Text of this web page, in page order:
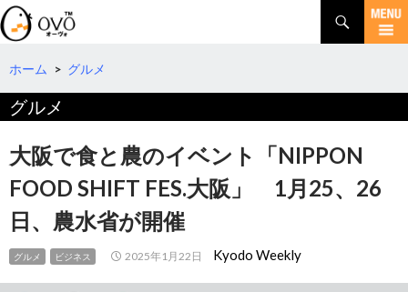
検
索
コ
テ
ツ
へ
動
ホーム > グルメ
グルメ
大阪で食と農のイベント「NIPPON
FOOD SHIFT FES.大阪」 1月25、26
日、農水省が開催
グルメ ビジネス 2025年1月22日 Kyodo Weekly